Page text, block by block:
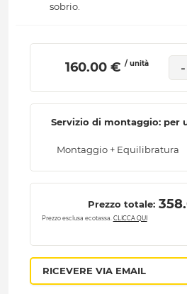
sobrio.
160.00 € / unità -
Servizio di montaggio: per
Montaggio + Equilibratura
Prezzo totale:
Prezzo esclusa ecotassa. CLICCA QUI
RICEVERE VIA EMAIL